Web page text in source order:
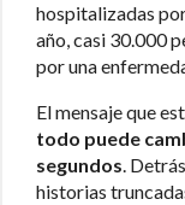
hospitalizadas
año, casi 30.000
por una
El mensaje que
todo puede
segundos.
historias